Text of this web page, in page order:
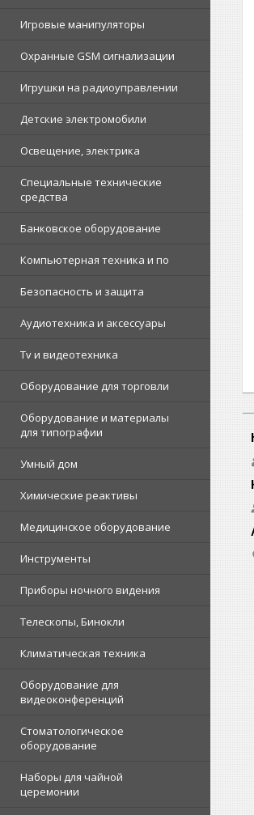
Игровые манипуляторы
Охранные GSM сигнализации
Игрушки на радиоуправлении
Детские электромобили
Освещение, электрика
Специальные технические
средства
Банковское оборудование
Компьютерная техника и по
Безопасность и защита
Аудиотехника и аксессуары
Tv и видеотехника
Оборудование для торговли
Оборудование и материалы
для типографии
Умный дом
Химические реактивы
Медицинское оборудование
Инструменты
Приборы ночного видения
Телескопы, Бинокли
Климатическая техника
Оборудование для
видеоконференций
Стоматологическое
оборудование
Наборы для чайной
церемонии